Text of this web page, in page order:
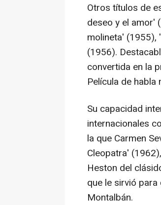
Otros títulos de
deseo y el amor'
molineta' (1955),
(1956).
convertida en la
Película de habla
Su capacidad
internacionales
la que Carmen
Cleopatra'
Heston del
que le sirvió
Montalbán.